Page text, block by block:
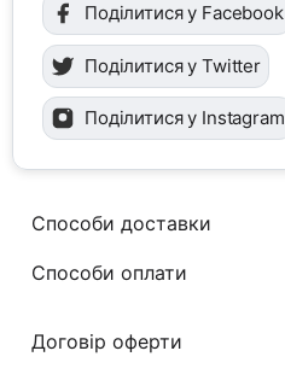
Поділитися у Facebook
Поділитися у Twitter
Поділитися у Instagram
Способи доставки
Способи оплати
Договір оферти